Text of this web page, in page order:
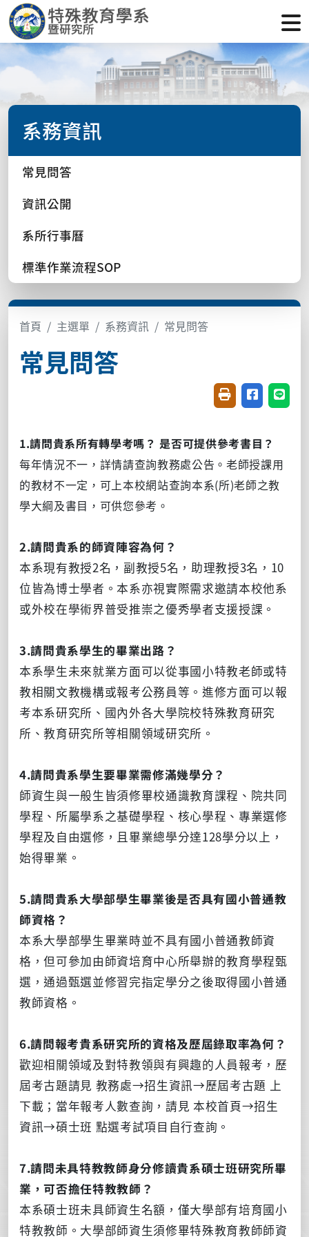
系務資訊
常見問答
資訊公開
系所行事曆
標準作業流程SOP
首頁 主選單 系務資訊 常見問答
常見問答
友善列印(開新視
分享至臉書
分享
1.請問貴系所有轉學考嗎？ 是否可提供參考書目？
每年情況不一，詳情請查詢教務處公告。老師授課用
的教材不一定，可上本校網站查詢本系(所)老師之教
學大綱及書目，可供您參考。
2.請問貴系的師資陣容為何？
本系現有教授2名，副教授5名，助理教授3名，10
位皆為博士學者。本系亦視實際需求邀請本校他系
或外校在學術界普受推崇之優秀學者支援授課。
3.請問貴系學生的畢業出路？
本系學生未來就業方面可以從事國小特教老師或特
教相關文教機構或報考公務員等。進修方面可以報
考本系研究所、國內外各大學院校特殊教育研究
所、教育研究所等相關領域研究所。
4.請問貴系學生要畢業需修滿幾學分？
師資生與一般生皆須修畢校通識教育課程、院共同
學程、所屬學系之基礎學程、核心學程、專業選修
學程及自由選修，且畢業總學分達128學分以上，
始得畢業。
5.請問貴系大學部學生畢業後是否具有國小普通教
師資格？
本系大學部學生畢業時並不具有國小普通教師資
格，但可參加由師資培育中心所舉辦的教育學程甄
選，通過甄選並修習完指定學分之後取得國小普通
教師資格。
6.請問報考貴系研究所的資格及歷屆錄取率為何？
歡迎相關領域及對特教領與有興趣的人員報考，歷
屆考古題請見 教務處→招生資訊→歷屆考古題 上
下載；當年報考人數查詢，請見 本校首頁→招生
資訊→碩士班 點選考試項目自行查詢。
7.請問未具特教教師身分修讀貴系碩士班研究所畢
業，可否擔任特教教師？
本系碩士班未具師資生名額，僅大學部有培育國小
特教教師。大學部師資生須修畢特殊教育教師師資